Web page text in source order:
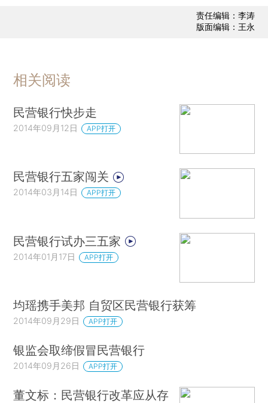
责任编辑：李涛
版面编辑：王永
相关阅读
民营银行快步走
2014年09月12日 APP打开
民营银行五家闯关
2014年03月14日 APP打开
民营银行试办三五家
2014年01月17日 APP打开
均瑶携手美邦 自贸区民营银行获筹
2014年09月29日 APP打开
银监会取缔假冒民营银行
2014年09月26日 APP打开
董文标：民营银行改革应从存